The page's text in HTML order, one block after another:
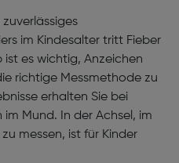
im Kindesalter tritt Fieber
es wichtig, Anzeichen
richtige Messmethode zu
erhalten Sie bei
Mund. In der Achsel, im
messen, ist für Kinder